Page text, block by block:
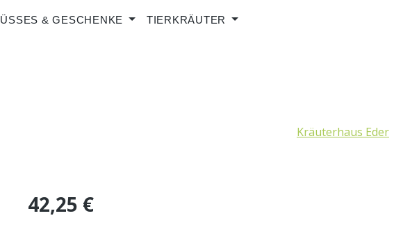
& GESCHENKE TIERKRÄUTER
Kräuterhaus Eder
Regulärer Preis:
42,25 €